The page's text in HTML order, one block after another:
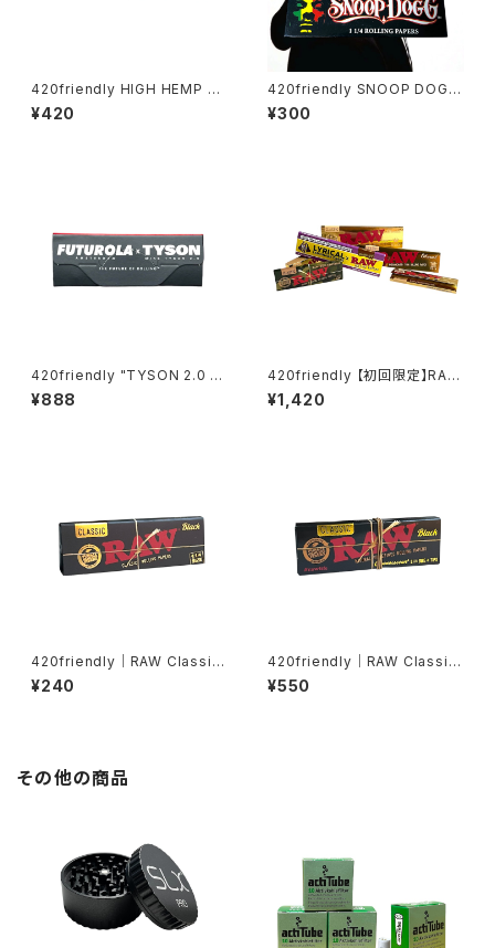
420friendly HIGH HEMP ロ
ーリングペーパー / 1¼ size
無漂白・無添加
¥420
420friendly SNOOP DOGG
- 1 1/4 Rolling Papers Spec
ial Edition
¥300
420friendly "TYSON 2.0 X
FUTUROLA" Unbleached /
Rolling Papers + Tips （1 ¼
¥888
420friendly 【初回限定】RAW
お試し6点セット
¥1,420
420friendly｜RAW Classic
Black 1¼サイズ ローリングペ
ーパー
¥240
420friendly｜RAW Classic
Black 1¼サイズ + Tips 超極
薄・無漂白ローリングペーパー
¥550
その他の商品